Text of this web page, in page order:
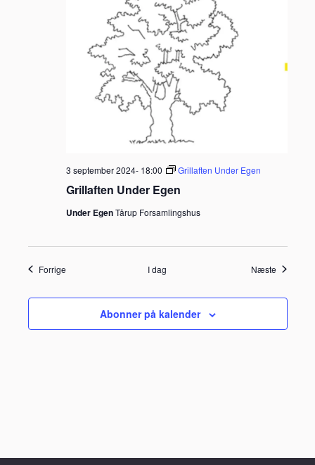
Grillaften Under Egen
3 september 2024- 18:00 Grillaften Under Egen
Under EgenTårup Forsamlingshus
ForrigeBegivenheder I dag Næste
Abonner på kalender